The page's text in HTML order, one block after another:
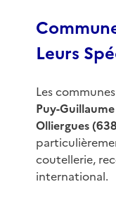
Leurs
Les
Puy-
Olliergues
coutellerie,
international.